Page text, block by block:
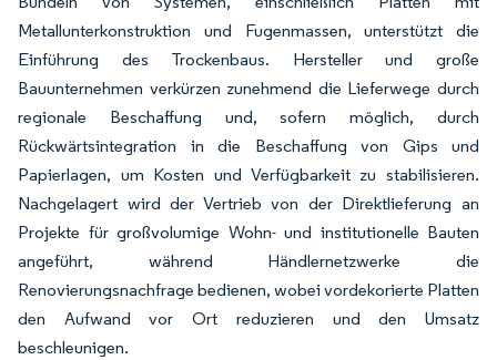
Metallunterkonstruktion und Fugenmassen, unterstützt die
Einführung des Trockenbaus. Hersteller und große
Bauunternehmen verkürzen zunehmend die Lieferwege durch
regionale Beschaffung und, sofern möglich, durch
Rückwärtsintegration in die Beschaffung von Gips und
Papierlagen, um Kosten und Verfügbarkeit zu stabilisieren.
Nachgelagert wird der Vertrieb von der Direktlieferung an
Projekte für großvolumige Wohn- und institutionelle Bauten
angeführt, während Händlernetzwerke die
Renovierungsnachfrage bedienen, wobei vordekorierte Platten
den Aufwand vor Ort reduzieren und den Umsatz
beschleunigen.